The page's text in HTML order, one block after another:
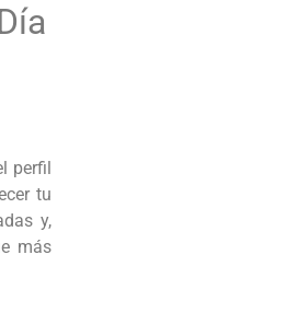
perfil
tu
y,
más